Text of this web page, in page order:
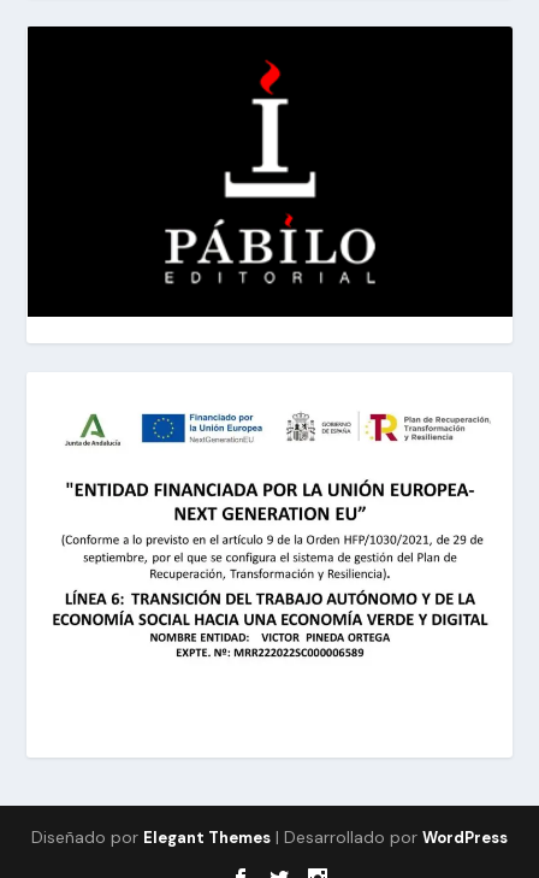
Diseñado por Elegant Themes | Desarrollado por WordPress